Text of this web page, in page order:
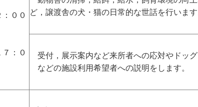
：００
７：０
ど，譲渡舎の犬・猫の日常的な世話を行います
受付，展示案内など来所者への応対やドッ
などの施設利用希望者への説明をします。